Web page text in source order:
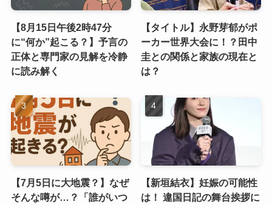
【8月15日午後2時47分
に“何か”起こる？】予言の
正体と専門家の見解を冷静
に読み解く
【タイトル】永野芽郁がポ
ーカー世界大会に！？田中
圭との関係と家族の現在と
は？
【7月5日に大地震？】なぜ
そんな噂が…？「誰がいつ
【新垣結衣】妊娠の可能性
は！ 違国日記の舞台挨拶に